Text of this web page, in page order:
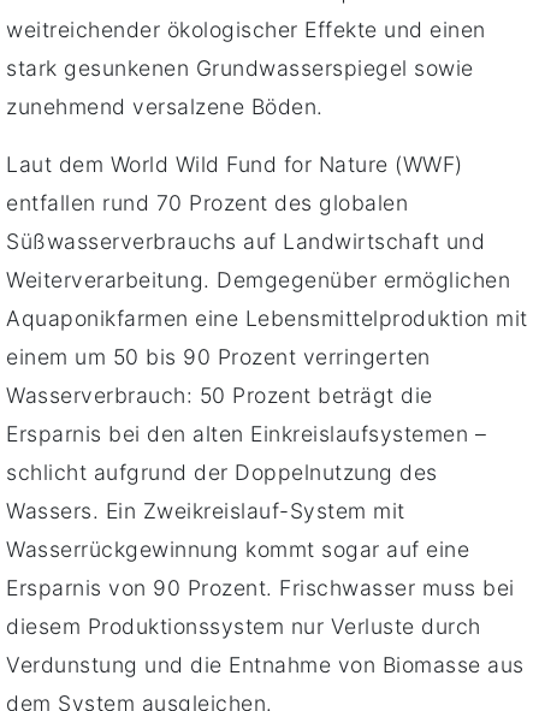
weitreichender ökologischer Effekte und einen
stark gesunkenen Grundwasserspiegel sowie
zunehmend versalzene Böden.
Laut dem World Wild Fund for Nature (WWF)
entfallen rund 70 Prozent des globalen
Süßwasserverbrauchs auf Landwirtschaft und
Weiterverarbeitung. Demgegenüber ermöglichen
Aquaponikfarmen eine Lebensmittelproduktion mit
einem um 50 bis 90 Prozent verringerten
Wasserverbrauch: 50 Prozent beträgt die
Ersparnis bei den alten Einkreislaufsystemen –
schlicht aufgrund der Doppelnutzung des
Wassers. Ein Zweikreislauf-System mit
Wasserrückgewinnung kommt sogar auf eine
Ersparnis von 90 Prozent. Frischwasser muss bei
diesem Produktionssystem nur Verluste durch
Verdunstung und die Entnahme von Biomasse aus
dem System ausgleichen.